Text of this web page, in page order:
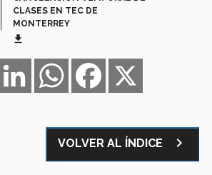
CLASES EN TEC DE
MONTERREY
get_app
Facebook
WhatsApp
LinkedIn
Email
VOLVER AL ÍNDICE navigate_next